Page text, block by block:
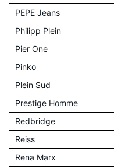
PEPE Jeans
Philipp Plein
Pier One
Pinko
Plein Sud
Prestige Homme
Redbridge
Reiss
Rena Marx